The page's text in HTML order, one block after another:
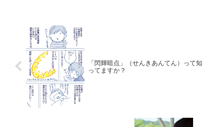
「閃輝暗点」（せんきあんてん）って知
ってますか？